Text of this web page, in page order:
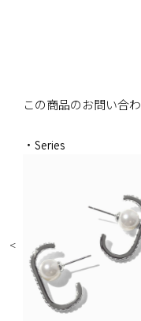
この商品のお問い合
・Series